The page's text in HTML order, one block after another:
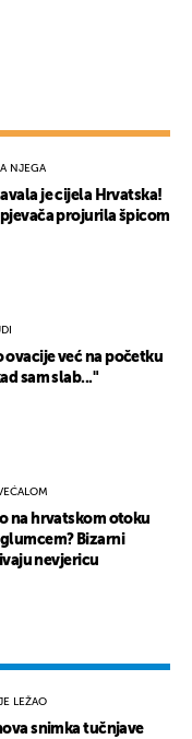
NJEGA
je cijela Hrvatska!
projurila špicom
ovacije već na početku
sam slab..."
na hrvatskom otoku
Bizarni
nevjericu
LEŽAO
snimka tučnjave